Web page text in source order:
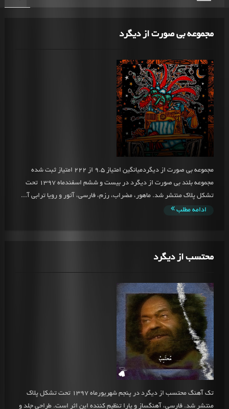
مجموعه بی صورت از دیگرد
مجموعه بی صورت از دیگردمیانگین امتیاز 9.5 از 222 امتیاز ثبت شده
مجموعه بلند بی صورت از دیگرد در بیست و ششم اسفندماه 1397 تحت
تشکل پلاک منتشر شد. ماهور، مضراب، رزم، فارسی، آتور و رویا ترابی آ...
ادامه مطلب
محتسب از دیگرد
تک آهنگ محتسب از دیگرد در پنجم شهریورماه 1397 تحت تشکل پلاک
منتشر شد. فارسی، آهنگساز و یارا تنظیم کننده این اثر است. طراحی جلد و